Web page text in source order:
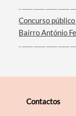
Concurso
Bairro António
Contactos